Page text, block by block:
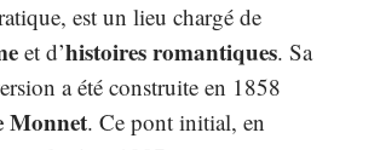
est un lieu chargé de
et d’histoires romantiques. Sa
a été construite en 1858
Monnet. Ce pont initial, en